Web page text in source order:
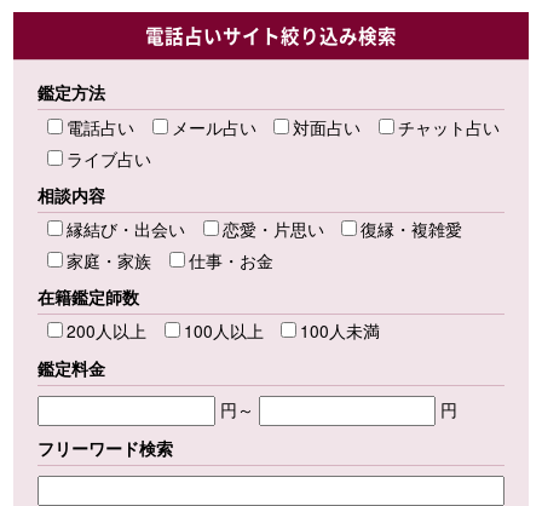
電話占いサイト絞り込み検索
鑑定方法
電話占い
メール占い 対面占い
チャット占い
ライブ占い
相談内容
縁結び・出会い
恋愛・片思い
復縁・複雑愛
家庭・家族
仕事・お金
在籍鑑定師数
200人以上
100人以上
100人未満
鑑定料金
円～
円
フリーワード検索